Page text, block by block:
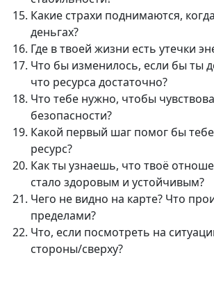
Какие страхи поднимаются,
деньгах?
Где в твоей жизни есть утечки
Что бы изменилось, если бы ты
что ресурса достаточно?
Что тебе нужно, чтобы
безопасности?
Какой первый шаг помог бы
ресурс?
Как ты узнаешь, что твоё
стало здоровым и устойчивым?
Чего не видно на карте? Что
пределами?
Что, если посмотреть на
стороны/сверху?